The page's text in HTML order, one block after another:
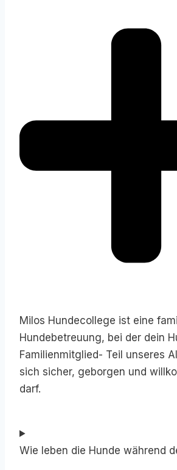
Milos Hundecollege ist eine
Hundebetreuung, bei der dein
Familienmitglied- Teil unseres
sich sicher, geborgen und
darf.
Wie leben die Hunde während